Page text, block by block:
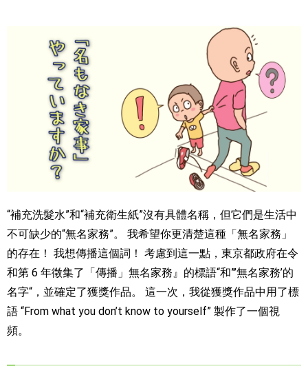
“補充洗髮水”和“補充衛生紙”沒有具體名稱，但它們是生活中
不可缺少的“無名家務”。 我希望你更清楚這種「無名家務」
的存在！ 我想傳播這個詞！ 考慮到這一點，東京都政府在令
和第 6 年徵集了「傳播」無名家務』的標語“和”’無名家務’的
名字“，並確定了獲獎作品。 這一次，我從獲獎作品中用了標
語 “From what you don’t know to yourself” 製作了一個視
頻。